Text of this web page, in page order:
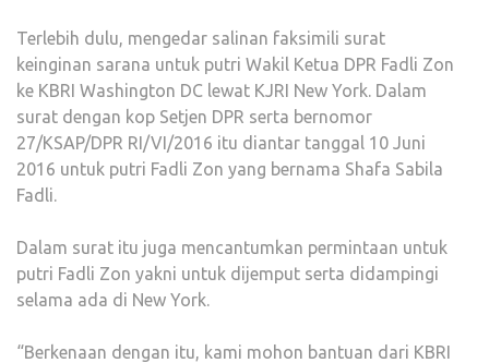
Terlebih dulu, mengedar salinan faksimili surat
keinginan sarana untuk putri Wakil Ketua DPR Fadli Zon
ke KBRI Washington DC lewat KJRI New York. Dalam
surat dengan kop Setjen DPR serta bernomor
27/KSAP/DPR RI/VI/2016 itu diantar tanggal 10 Juni
2016 untuk putri Fadli Zon yang bernama Shafa Sabila
Fadli.
Dalam surat itu juga mencantumkan permintaan untuk
putri Fadli Zon yakni untuk dijemput serta didampingi
selama ada di New York.
“Berkenaan dengan itu, kami mohon bantuan dari KBRI